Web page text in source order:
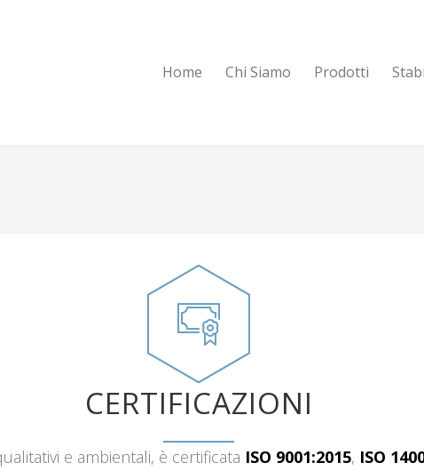
Home Chi Siamo Prodotti
CERTIFICAZIONI
e ambientali, è certificata ISO 9001:2015, ISO